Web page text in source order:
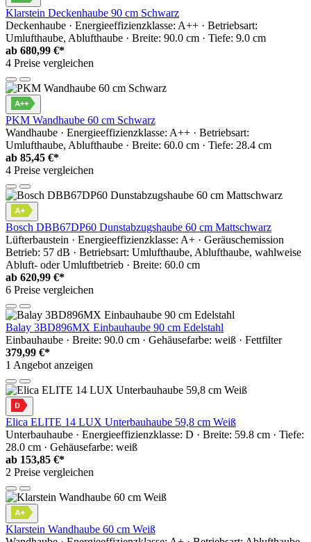
Klarstein Deckenhaube 90 cm Schwarz
Deckenhaube · Energieeffizienzklasse: A++ · Betriebsart:
Umlufthaube, Ablufthaube · Breite: 90.0 cm · Tiefe: 9.0 cm
ab 680,99 €*
4 Preise vergleichen
PKM Wandhaube 60 cm Schwarz
Wandhaube · Energieeffizienzklasse: A++ · Betriebsart:
Umlufthaube, Ablufthaube · Breite: 60.0 cm · Tiefe: 28.4 cm
ab 85,45 €*
4 Preise vergleichen
Bosch DBB67DP60 Dunstabzugshaube 60 cm Mattschwarz
Lüfterbaustein · Energieeffizienzklasse: A+ · Geräuschemission
Betrieb: 57 dB · Betriebsart: Umlufthaube, Ablufthaube, wahlweise
Abluft- oder Umluftbetrieb · Breite: 60.0 cm
ab 620,99 €*
6 Preise vergleichen
Balay 3BD896MX Einbauhaube 90 cm Edelstahl
Einbauhaube · Breite: 90.0 cm · Gehäusefarbe: weiß · Fettfilter
379,99 €*
1 Angebot anzeigen
Elica ELITE 14 LUX Unterbauhaube 59,8 cm Weiß
Unterbauhaube · Energieeffizienzklasse: D · Breite: 59.8 cm · Tiefe:
28.0 cm · Gehäusefarbe: weiß
ab 153,85 €*
2 Preise vergleichen
Klarstein Wandhaube 60 cm Weiß